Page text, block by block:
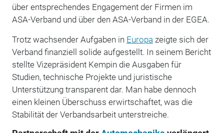
über entsprechendes Engagement der Firmen im
ASA-Verband und über den ASA-Verband in der EGEA.
Trotz wachsender Aufgaben in Europa zeigte sich der
Verband finanziell solide aufgestellt. In seinem Bericht
stellte Vizepräsident Kempin die Ausgaben für
Studien, technische Projekte und juristische
Unterstützung transparent dar. Man habe dennoch
einen kleinen Überschuss erwirtschaftet, was die
Stabilität der Verbandsarbeit unterstreiche.